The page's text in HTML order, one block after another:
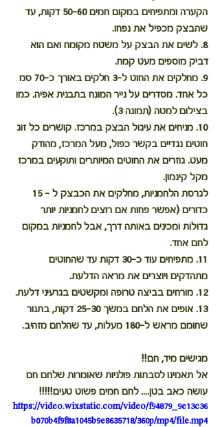
הקערה ומתפיחים במקום חמים 50-60 דקות, עד
שהבצק מכפיל את נפחו.
8. לשים את הבצק על משטח מקומח ואם הוא
דביק מוספים מעט קמח.
9. מחלקים את החוט ל-3 חלקים באורך כ-70 סמ
כל אחד. מסדרים על נייר המונח בתבנית אפיה. כמו
בצילום למטה (תמונה 3).
10. מניחים את עיגול הבצק במרכז. קושרים כל זוג
חוטים נגדיים בקשר כפול, מעל המרכז, מהודק
מעט. גוזרים את החוטים המיותרים ותוקעים במרכז
מקל קינמון.
כדורים (אפשר פחות אם רוצים לחמניות יותר
גדולות ומכינים באותה דרך, אבל לחמניות במקום
לחם אחד.
11. מתפיחים עוד כ-30 דקות עד שהחוטים
מתהדקים ויוצרים את מראה הדלעת.
12. מורחים בביצה טרופה ומקשטים בגרעיני דלעת.
13. אופים את הלחם במשך 25-30 דקות, בתנור
שחומם מראש ל-180 מעלות, עד שהלחם מזהיב.
מגישים מיד, חם!!
אל תאמינו לסבתות פולניות שאומרות שלחם חם
עושה כאב בטן.... לחם חמים פשוט טעים!!!!!
https://video.wixstatic.com/video/f94879_9e13c36
b070b4f9f8a1045b9e8635718/360p/mp4/file.mp4